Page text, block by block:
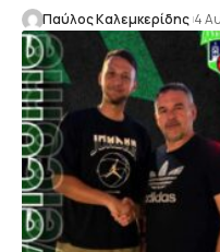
Παύλος Καλεμκερίδης 4